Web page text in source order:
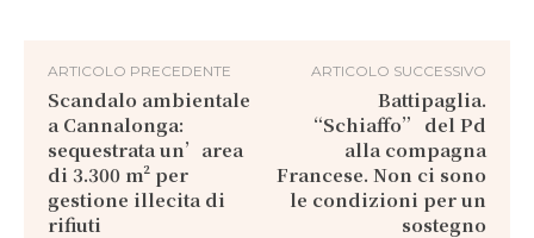
ARTICOLO PRECEDENTE
Scandalo ambientale
a Cannalonga:
sequestrata un’area
di 3.300 m² per
gestione illecita di
rifiuti
ARTICOLO SUCCESSIVO
Battipaglia.
“Schiaffo” del Pd
alla compagna
Francese. Non ci sono
le condizioni per un
sostegno